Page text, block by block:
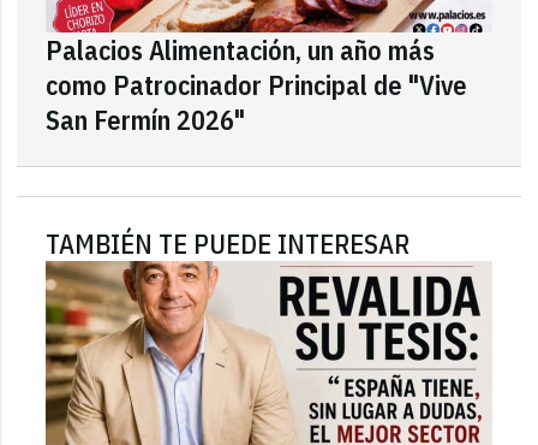
Palacios Alimentación, un año más
como Patrocinador Principal de "Vive
San Fermín 2026"
TAMBIÉN TE PUEDE INTERESAR